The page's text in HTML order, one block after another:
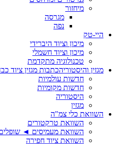
מיחזור
מגרסה
נפה
היי-טק
מיכון וציוד היברידי
מיכון וציוד חשמלי
טכנולוגיה מתקדמת
מגזין והיסטוריהכתבות מגזין ציוד
חדשות עולמיות
חדשות מקומיות
היסטוריה
מגזין
השוואת כלי צמ"ה
השוואת טרקטורים
השוואת מעמיסים ◄
השוואת ציוד חפירה